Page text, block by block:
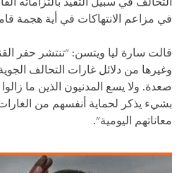
في مزاعم الانتهاكات في أية هجمة
قالت سارة ليا ويتسن: "تنتشر حفر
وغيرها من دلائل غارات التحالف
صعدة. ولا يسع المدنيون الذين ما
بشيء يذكر لحماية أنفسهم من
معاناتهم اليومية".